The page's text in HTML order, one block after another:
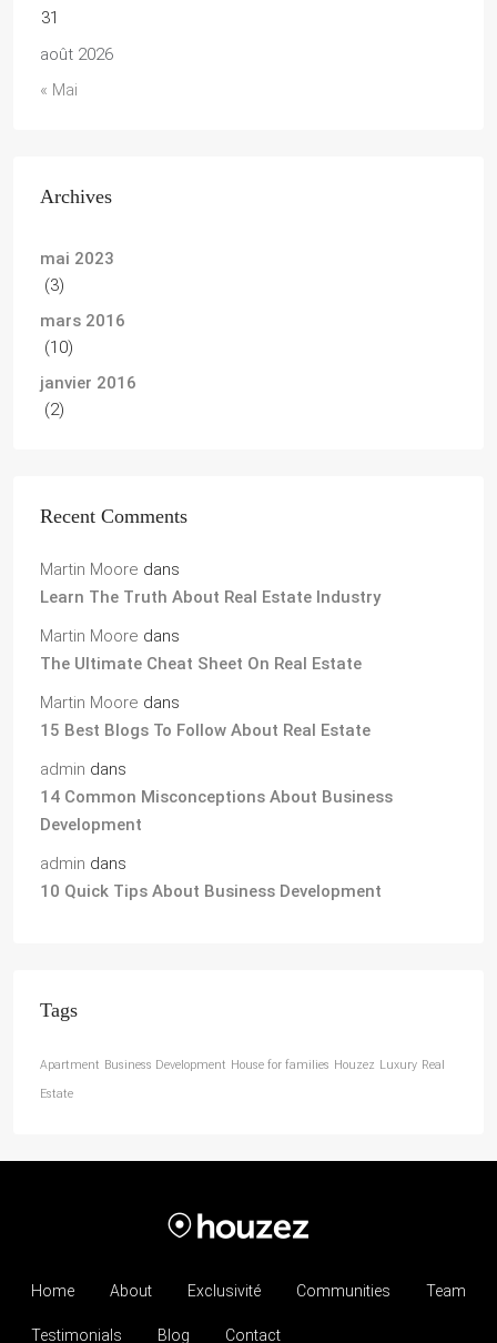
août 2026
31
« Mai
Archives
mai 2023
(3)
mars 2016
(10)
janvier 2016
(2)
Recent Comments
Martin Moore dans
Learn The Truth About Real Estate Industry
Martin Moore dans
The Ultimate Cheat Sheet On Real Estate
Martin Moore dans
15 Best Blogs To Follow About Real Estate
admin dans
14 Common Misconceptions About Business
Development
admin dans
10 Quick Tips About Business Development
Tags
Apartment Business Development House for families Houzez Luxury Real
Estate
Home About Exclusivité Communities Team
Testimonials Blog Contact